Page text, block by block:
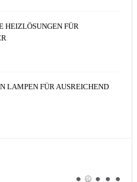
HEIZLÖSUNGEN FÜR
LAMPEN FÜR AUSREICHEND